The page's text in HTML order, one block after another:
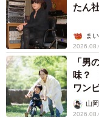
たん
ま
「男
味？
ワン
へん
山